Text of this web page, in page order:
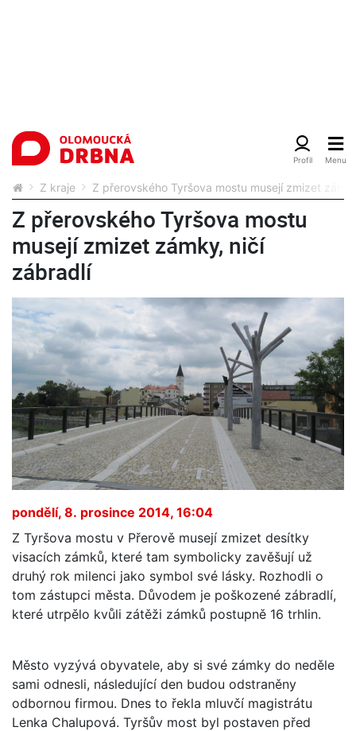
Z kraje Z přerovského Tyršova mostu musejí zmizet
Z přerovského Tyršova mostu
musejí zmizet zámky, ničí
zábradlí
pondělí, 8. prosince 2014, 16:04
Z Tyršova mostu v Přerově musejí zmizet desítky
visacích zámků, které tam symbolicky zavěšují už
druhý rok milenci jako symbol své lásky. Rozhodli o
tom zástupci města. Důvodem je poškozené zábradlí,
které utrpělo kvůli zátěži zámků postupně 16 trhlin.
Město vyzývá obyvatele, aby si své zámky do neděle
sami odnesli, následující den budou odstraněny
odbornou firmou. Dnes to řekla mluvčí magistrátu
Lenka Chalupová. Tyršův most byl postaven před